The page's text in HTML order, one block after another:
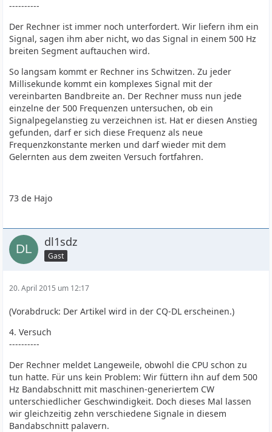
----------
Der Rechner ist immer noch unterfordert. Wir liefern ihm ein
Signal, sagen ihm aber nicht, wo das Signal in einem 500 Hz
breiten Segment auftauchen wird.
So langsam kommt er Rechner ins Schwitzen. Zu jeder
Millisekunde kommt ein komplexes Signal mit der
vereinbarten Bandbreite an. Der Rechner muss nun jede
einzelne der 500 Frequenzen untersuchen, ob ein
Signalpegelanstieg zu verzeichnen ist. Hat er diesen Anstieg
gefunden, darf er sich diese Frequenz als neue
Frequenzkonstante merken und darf wieder mit dem
Gelernten aus dem zweiten Versuch fortfahren.
73 de Hajo
dl1sdz
Gast
20. April 2015 um 12:17
(Vorabdruck: Der Artikel wird in der CQ-DL erscheinen.)
4. Versuch
----------
Der Rechner meldet Langeweile, obwohl die CPU schon zu
tun hatte. Für uns kein Problem: Wir füttern ihn auf dem 500
Hz Bandabschnitt mit maschinen-generiertem CW
unterschiedlicher Geschwindigkeit. Doch dieses Mal lassen
wir gleichzeitig zehn verschiedene Signale in diesem
Bandabschnitt palavern.